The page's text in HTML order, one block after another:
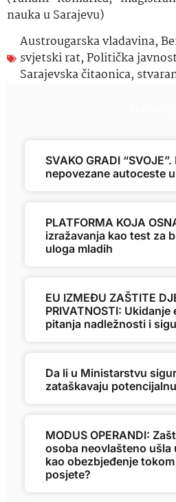
nauka u Sarajevu)
Austrougarska vladavina,
svjetski rat,Politička
Sarajevska čitaonica,
SVAKO GRADI
nepovezane autoceste
PLATFORMA KOJA
izražavanja kao test za
uloga mladih
EU IZMEĐU ZAŠTITE
PRIVATNOSTI:
pitanja nadležnosti i
Da li u Ministarstvu
zataškavaju
MODUS OPERANDI:
osoba neovlašteno ušla
kao obezbjeđenje
posjete?